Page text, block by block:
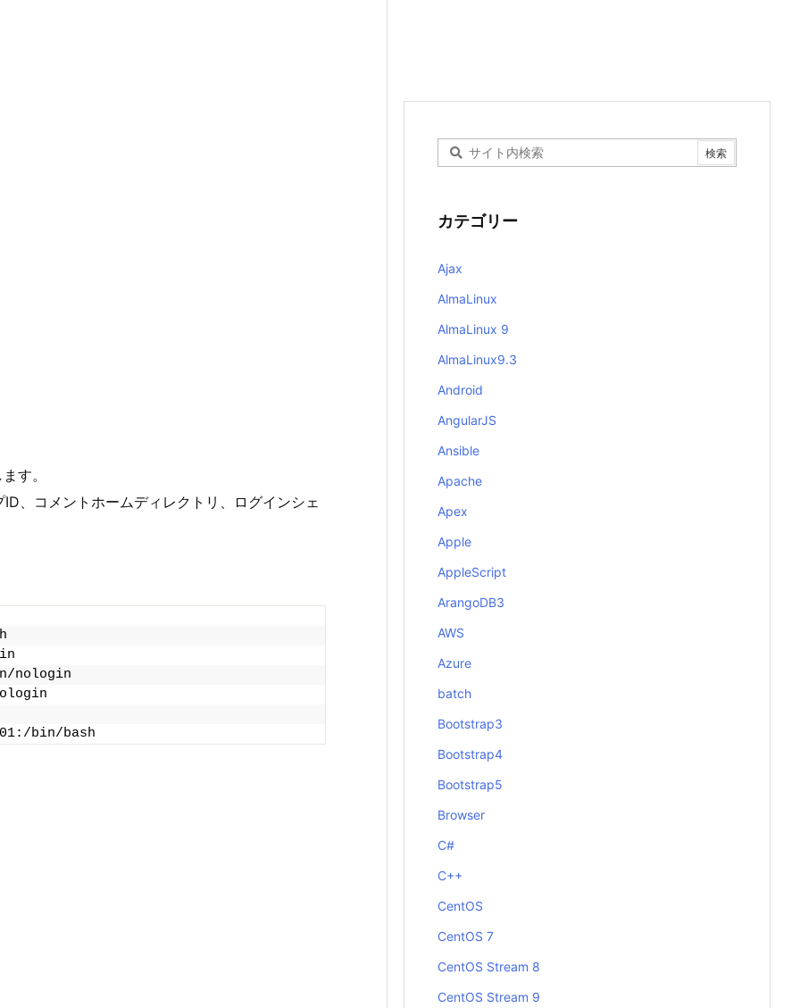
す。
、コメントホームディレクトリ、ログインシェ
nologin
bin/bash
カテゴリー
Ajax
AlmaLinux
AlmaLinux 9
AlmaLinux9.3
Android
AngularJS
Ansible
Apache
Apex
Apple
AppleScript
ArangoDB3
AWS
Azure
batch
Bootstrap3
Bootstrap4
Bootstrap5
Browser
C#
C++
CentOS
CentOS 7
CentOS Stream 8
CentOS Stream 9